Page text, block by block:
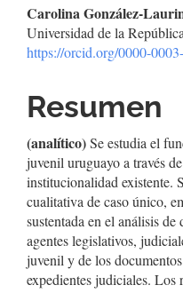
Contenido
principal
artículo
Carolina González-
Universidad de la
https://orcid.org/0000-
Resumen
(analítico)Se estudia el
juvenil uruguayo a través
institucionalidad existente.
cualitativa de caso único,
sustentada en el análisis
agentes legislativos,
juvenil y de los
expedientes judiciales. Los